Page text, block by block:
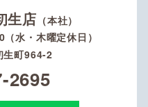
生店 （本社）
水・木曜定休日）
生町964-2
2695